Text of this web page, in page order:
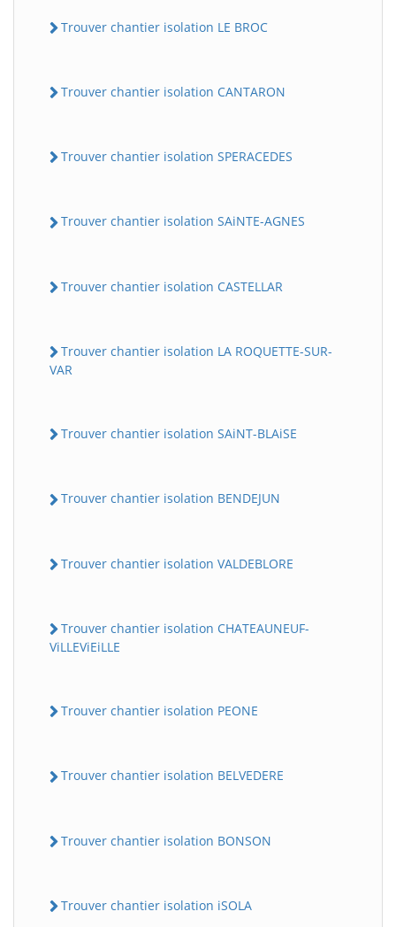
Trouver chantier isolation LE BROC
Trouver chantier isolation CANTARON
Trouver chantier isolation SPERACEDES
Trouver chantier isolation SAiNTE-AGNES
Trouver chantier isolation CASTELLAR
Trouver chantier isolation LA ROQUETTE-SUR-
VAR
Trouver chantier isolation SAiNT-BLAiSE
Trouver chantier isolation BENDEJUN
Trouver chantier isolation VALDEBLORE
Trouver chantier isolation CHATEAUNEUF-
ViLLEViEiLLE
Trouver chantier isolation PEONE
Trouver chantier isolation BELVEDERE
Trouver chantier isolation BONSON
Trouver chantier isolation iSOLA